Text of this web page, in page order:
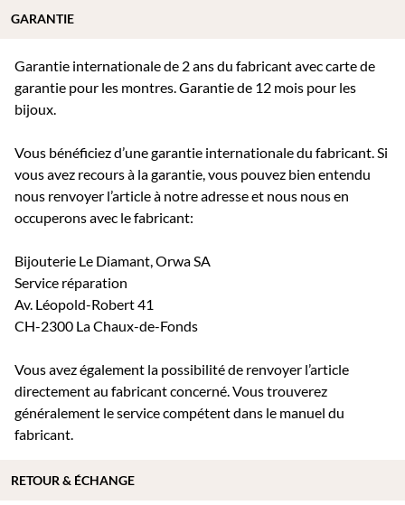
Garantie internationale de 2 ans du fabricant avec carte de
garantie pour les montres. Garantie de 12 mois pour les
bijoux.
Vous bénéficiez d’une garantie internationale du fabricant. Si
vous avez recours à la garantie, vous pouvez bien entendu
nous renvoyer l’article à notre adresse et nous nous en
occuperons avec le fabricant:
Bijouterie Le Diamant, Orwa SA
Service réparation
Av. Léopold-Robert 41
CH-2300 La Chaux-de-Fonds
Vous avez également la possibilité de renvoyer l’article
directement au fabricant concerné. Vous trouverez
généralement le service compétent dans le manuel du
fabricant.
GARANTIE
RETOUR & ÉCHANGE